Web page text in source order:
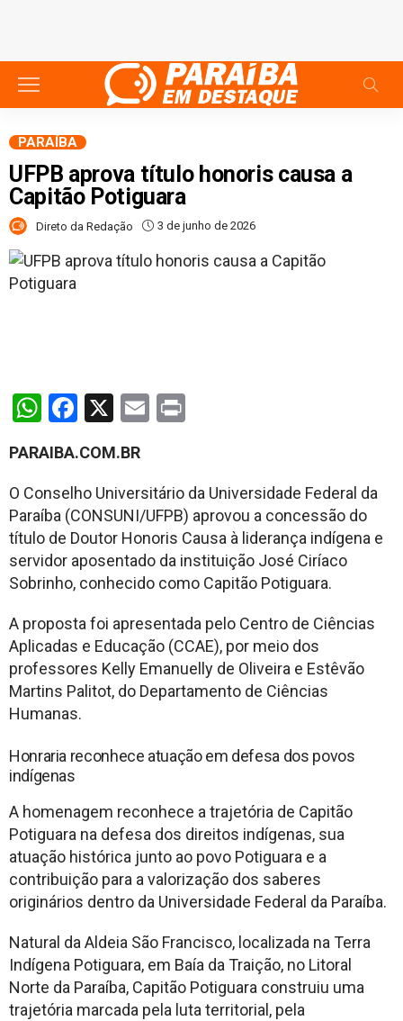
PARAÍBA
UFPB aprova título honoris causa a
Capitão Potiguara
Direto da Redação 3 de junho de 2026
WhatsApp
Facebook
X Email
PARAIBA.COM.BR
O Conselho Universitário da Universidade Federal da
Paraíba (CONSUNI/UFPB) aprovou a concessão do
título de Doutor Honoris Causa à liderança indígena e
servidor aposentado da instituição José Ciríaco
Sobrinho, conhecido como Capitão Potiguara.
A proposta foi apresentada pelo Centro de Ciências
Aplicadas e Educação (CCAE), por meio dos
professores Kelly Emanuelly de Oliveira e Estêvão
Martins Palitot, do Departamento de Ciências
Humanas.
Honraria reconhece atuação em defesa dos povos
indígenas
A homenagem reconhece a trajetória de Capitão
Potiguara na defesa dos direitos indígenas, sua
atuação histórica junto ao povo Potiguara e a
contribuição para a valorização dos saberes
originários dentro da Universidade Federal da Paraíba.
Natural da Aldeia São Francisco, localizada na Terra
Indígena Potiguara, em Baía da Traição, no Litoral
Norte da Paraíba, Capitão Potiguara construiu uma
trajetória marcada pela luta territorial, pela